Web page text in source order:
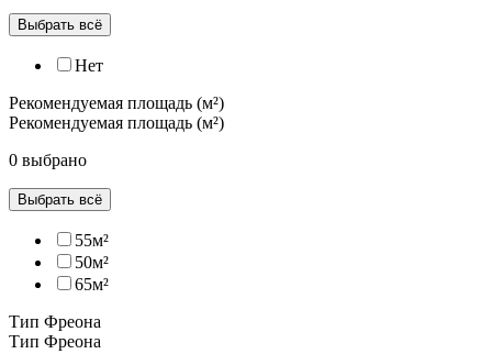
Выбрать всё
Нет
Рекомендуемая площадь (м²)
Рекомендуемая площадь (м²)
0 выбрано
Выбрать всё
55м²
50м²
65м²
Тип Фреона
Тип Фреона